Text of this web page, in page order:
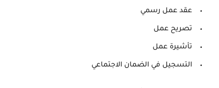
عقد عمل رسمي
تصريح عمل
تأشيرة عمل
التسجيل في الضمان الاجتماعي